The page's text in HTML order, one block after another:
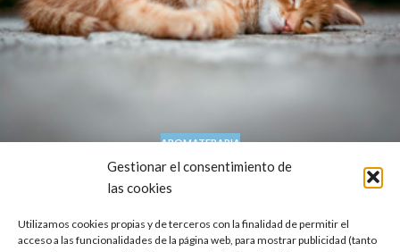
Gestionar el consentimiento de
las cookies
Utilizamos cookies propias y de terceros con la finalidad de permitir el
acceso a las funcionalidades de la página web, para mostrar publicidad (tanto
AROMATERAPIA
Conoce el listado con los mejores aceites
esenciales para problemas de insomnio
Informe del Dr. Malte Hozzel. Fundador de Oshadhi. El desvelo o